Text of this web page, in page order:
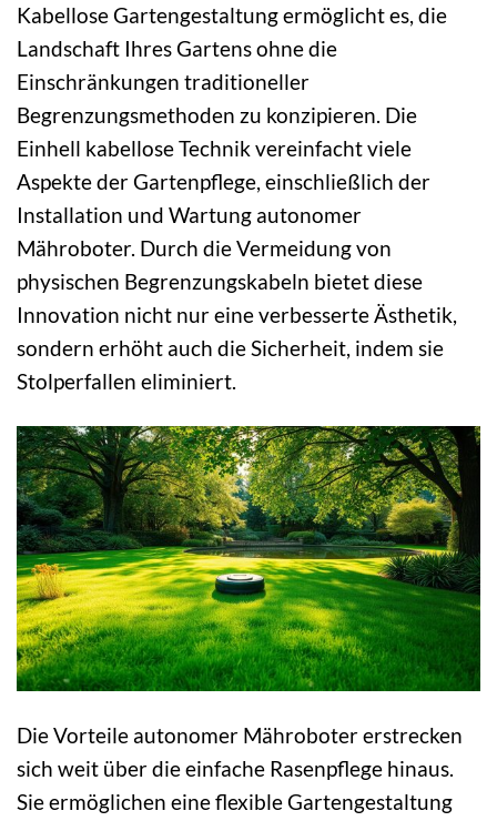
Kabellose Gartengestaltung ermöglicht es, die
Landschaft Ihres Gartens ohne die
Einschränkungen traditioneller
Begrenzungsmethoden zu konzipieren. Die
Einhell kabellose Technik vereinfacht viele
Aspekte der Gartenpflege, einschließlich der
Installation und Wartung autonomer
Mähroboter. Durch die Vermeidung von
physischen Begrenzungskabeln bietet diese
Innovation nicht nur eine verbesserte Ästhetik,
sondern erhöht auch die Sicherheit, indem sie
Stolperfallen eliminiert.
Die Vorteile autonomer Mähroboter erstrecken
sich weit über die einfache Rasenpflege hinaus.
Sie ermöglichen eine flexible Gartengestaltung